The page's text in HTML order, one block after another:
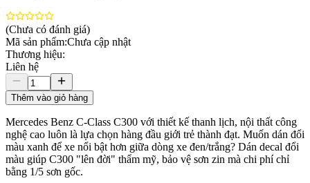
(Chưa có đánh giá)
Mã sản phẩm:Chưa cập nhật
Thương hiệu:
Liên hệ
Thêm vào giỏ hàng
Mercedes Benz C-Class C300 với thiết kế thanh lịch, nội thất công
nghệ cao luôn là lựa chọn hàng đầu giới trẻ thành đạt. Muốn dán đổi
màu xanh để xe nổi bật hơn giữa dòng xe đen/trắng? Dán decal đổi
màu giúp C300 "lên đời" thẩm mỹ, bảo vệ sơn zin mà chi phí chỉ
bằng 1/5 sơn gốc.